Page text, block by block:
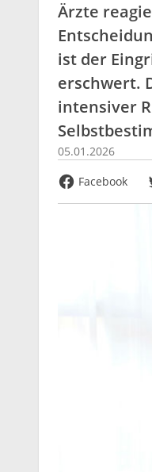
Ärzte
ist der
erschwert.
intensiver
05.01.2026
Facebook